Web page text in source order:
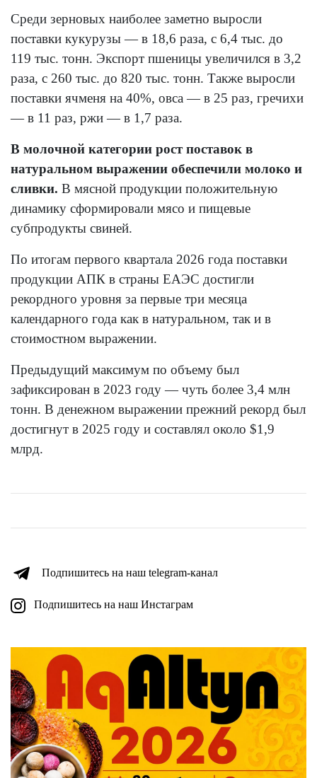
Среди зерновых наиболее заметно выросли
поставки кукурузы — в 18,6 раза, с 6,4 тыс. до
119 тыс. тонн. Экспорт пшеницы увеличился в 3,2
раза, с 260 тыс. до 820 тыс. тонн. Также выросли
поставки ячменя на 40%, овса — в 25 раз, гречихи
— в 11 раз, ржи — в 1,7 раза.
В молочной категории рост поставок в
натуральном выражении обеспечили молоко и
сливки. В мясной продукции положительную
динамику сформировали мясо и пищевые
субпродукты свиней.
По итогам первого квартала 2026 года поставки
продукции АПК в страны ЕАЭС достигли
рекордного уровня за первые три месяца
календарного года как в натуральном, так и в
стоимостном выражении.
Предыдущий максимум по объему был
зафиксирован в 2023 году — чуть более 3,4 млн
тонн. В денежном выражении прежний рекорд был
достигнут в 2025 году и составлял около $1,9
млрд.
Подпишитесь на наш telegram-канал
Подпишитесь на наш Инстаграм